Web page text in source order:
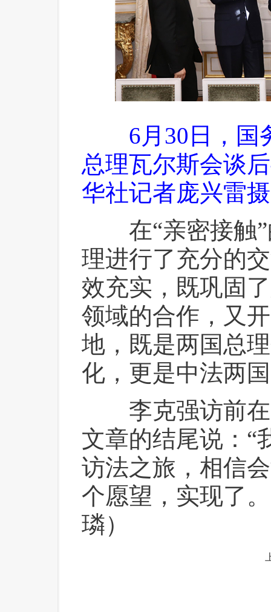
6月30日，国
总理瓦尔斯会谈
华社记者庞兴雷摄
在“亲密接触”
理进行了充分的
效充实，既巩固
领域的合作，又
地，既是两国总
化，更是中法两
李克强访前在
文章的结尾说：“
访法之旅，相信
个愿望，实现了
璘）